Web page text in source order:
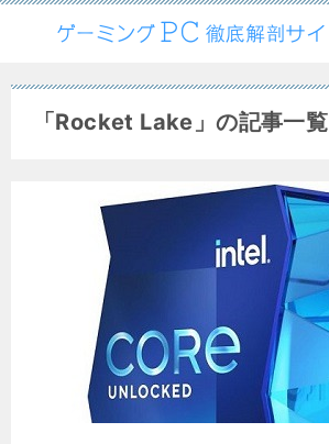
「Rocket Lake」の記事一覧